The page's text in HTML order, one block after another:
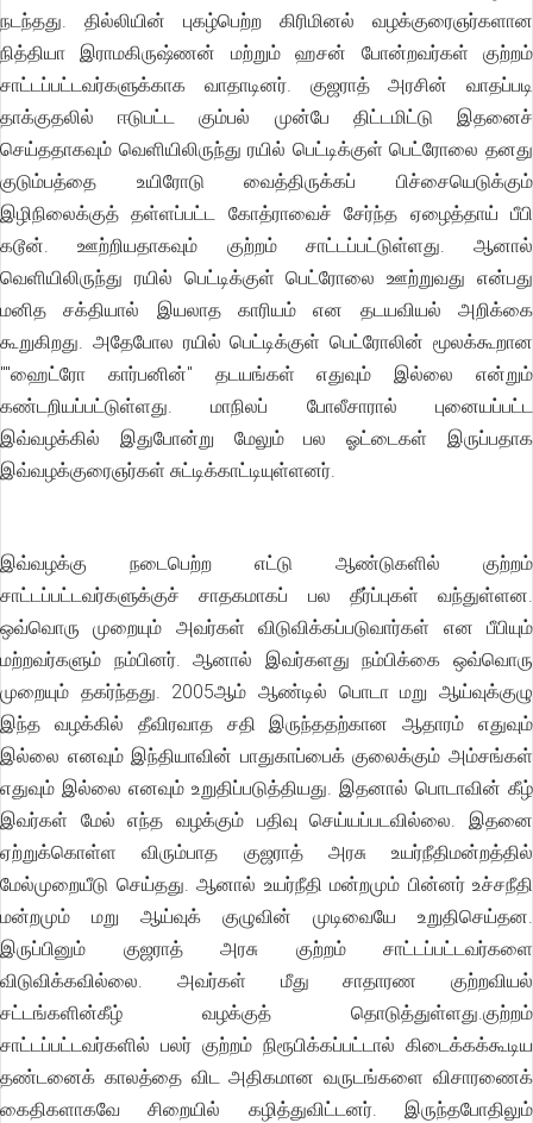
நடந்தது. தில்லியின் புகழ்பெற்ற கிரிமினல் வழக்குரைஞர்களான
நித்தியா இராமகிருஷ்ணன் மற்றும் ஹசன் போன்றவர்கள் குற்றம்
சாட்டப்பட்டவர்களுக்காக வாதாடினர். குஜராத் அரசின் வாதப்படி
தாக்குதலில் ஈடுபட்ட கும்பல் முன்பே திட்டமிட்டு இதனைச்
செய்ததாகவும் வெளியிலிருந்து ரயில் பெட்டிக்குள் பெட்ரோலை தனது
குடும்பத்தை உயிரோடு வைத்திருக்கப் பிச்சையெடுக்கும்
இழிநிலைக்குத் தள்ளப்பட்ட கோத்ராவைச் சேர்ந்த ஏழைத்தாய் பீபி
கடூன். ஊற்றியதாகவும் குற்றம் சாட்டப்பட்டுள்ளது. ஆனால்
வெளியிலிருந்து ரயில் பெட்டிக்குள் பெட்ரோலை ஊற்றுவது என்பது
மனித சக்தியால் இயலாத காரியம் என தடயவியல் அறிக்கை
கூறுகிறது. அதேபோல ரயில் பெட்டிக்குள் பெட்ரோலின் மூலக்கூறான
""ஹைட்ரோ கார்பனின்'' தடயங்கள் எதுவும் இல்லை என்றும்
கண்டறியப்பட்டுள்ளது. மாநிலப் போலீசாரால் புனையப்பட்ட
இவ்வழக்கில் இதுபோன்று மேலும் பல ஓட்டைகள் இருப்பதாக
இவ்வழக்குரைஞர்கள் சுட்டிக்காட்டியுள்ளனர்.
இவ்வழக்கு நடைபெற்ற எட்டு ஆண்டுகளில் குற்றம்
சாட்டப்பட்டவர்களுக்குச் சாதகமாகப் பல தீர்ப்புகள் வந்துள்ளன.
ஒவ்வொரு முறையும் அவர்கள் விடுவிக்கப்படுவார்கள் என பீபியும்
மற்றவர்களும் நம்பினர். ஆனால் இவர்களது நம்பிக்கை ஒவ்வொரு
முறையும் தகர்ந்தது. 2005ஆம் ஆண்டில் பொடா மறு ஆய்வுக்குழு
இந்த வழக்கில் தீவிரவாத சதி இருந்ததற்கான ஆதாரம் எதுவும்
இல்லை எனவும் இந்தியாவின் பாதுகாப்பைக் குலைக்கும் அம்சங்கள்
எதுவும் இல்லை எனவும் உறுதிப்படுத்தியது. இதனால் பொடாவின் கீழ்
இவர்கள் மேல் எந்த வழக்கும் பதிவு செய்யப்படவில்லை. இதனை
ஏற்றுக்கொள்ள விரும்பாத குஜராத் அரசு உயர்நீதிமன்றத்தில்
மேல்முறையீடு செய்தது. ஆனால் உயர்நீதி மன்றமும் பின்னர் உச்சநீதி
மன்றமும் மறு ஆய்வுக் குழுவின் முடிவையே உறுதிசெய்தன.
இருப்பினும் குஜராத் அரசு குற்றம் சாட்டப்பட்டவர்களை
விடுவிக்கவில்லை. அவர்கள் மீது சாதாரண குற்றவியல்
சட்டங்களின்கீழ் வழக்குத் தொடுத்துள்ளது.குற்றம்
சாட்டப்பட்டவர்களில் பலர் குற்றம் நிரூபிக்கப்பட்டால் கிடைக்கக்கூடிய
தண்டனைக் காலத்தை விட அதிகமான வருடங்களை விசாரணைக்
கைதிகளாகவே சிறையில் கழித்துவிட்டனர். இருந்தபோதிலும்